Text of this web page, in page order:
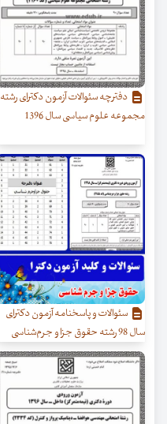
دفترچه سئوالات آزمون دکترای رشته
مجموعه علوم سیاسی سال 1396
سئوالات و پاسخنامه آزمون دکترای
سال 98 رشته حقوق جزا و جرم‌شناسی